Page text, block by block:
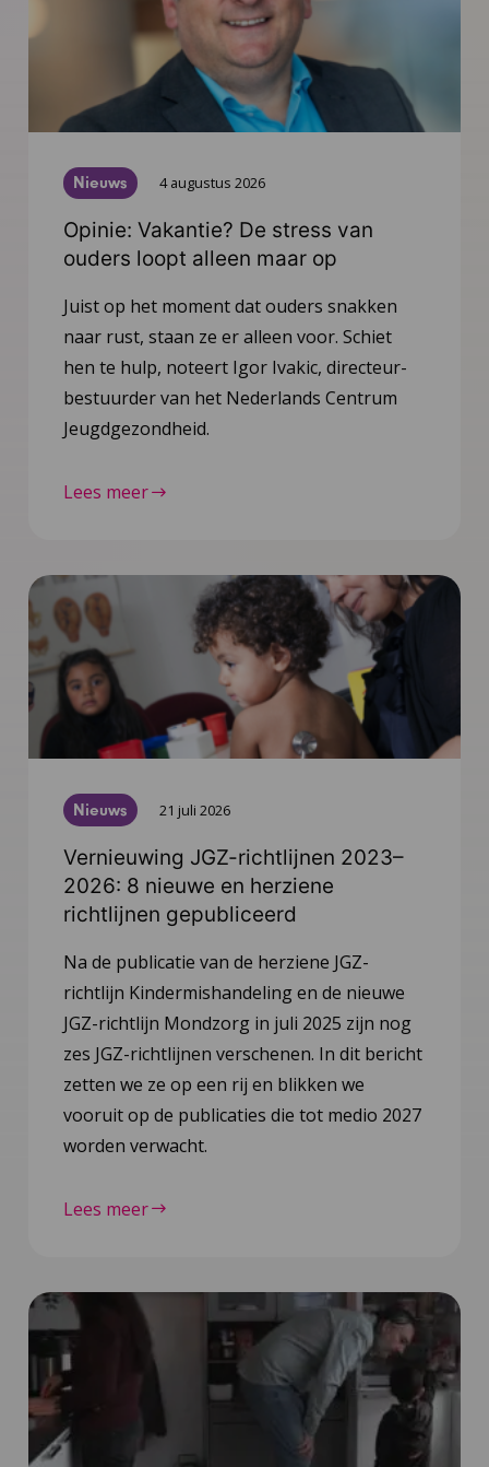
Nieuws 4 augustus 2026
Opinie: Vakantie? De stress van
ouders loopt alleen maar op
Juist op het moment dat ouders snakken
naar rust, staan ze er alleen voor. Schiet
hen te hulp, noteert Igor Ivakic, directeur-
bestuurder van het Nederlands Centrum
Jeugdgezondheid.
Lees meer
Nieuws 21 juli 2026
Vernieuwing JGZ-richtlijnen 2023–
2026: 8 nieuwe en herziene
richtlijnen gepubliceerd
Na de publicatie van de herziene JGZ-
richtlijn Kindermishandeling en de nieuwe
JGZ-richtlijn Mondzorg in juli 2025 zijn nog
zes JGZ-richtlijnen verschenen. In dit bericht
zetten we ze op een rij en blikken we
vooruit op de publicaties die tot medio 2027
worden verwacht.
Lees meer